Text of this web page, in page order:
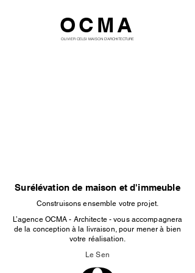
OCMA
OLIVIER CELSI MAISON D'ARCHITECTURE
Surélévation de maison et d'immeuble
Construisons ensemble votre projet.
L’agence OCMA - Architecte - vous accompagnera
de la conception à la livraison, pour mener à bien
votre réalisation.
Le Sen